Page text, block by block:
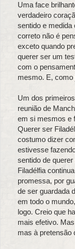
Uma face
verdadeiro
sentido e medida
correto não é
exceto quando
querer ser um
com o
mesmo. E, como
Um dos
reunião de
em si mesmos e
Querer ser
costumo dizer
estivesse
sentido de
Filadélfia
promessa, por
de ser guardada
em todo o
logo. Creio que
mais efetivo.
mas à pretensão